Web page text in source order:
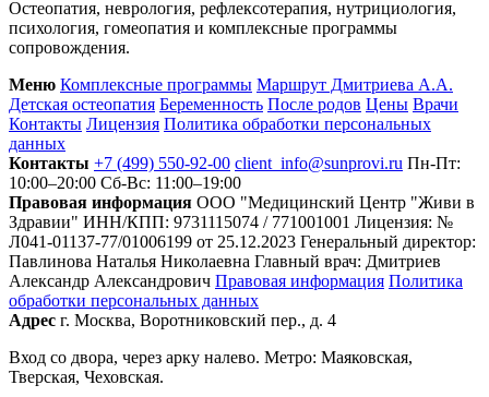
Остеопатия, неврология, рефлексотерапия, нутрициология,
психология, гомеопатия и комплексные программы
сопровождения.
Меню Комплексные программы Маршрут Дмитриева А.А.
Детская остеопатия Беременность После родов Цены Врачи
Контакты Лицензия Политика обработки персональных
данных
Контакты +7 (499) 550-92-00 client_info@sunprovi.ru Пн-Пт:
10:00–20:00 Сб-Вс: 11:00–19:00
Правовая информация ООО "Медицинский Центр "Живи в
Здравии" ИНН/КПП: 9731115074 / 771001001 Лицензия: №
Л041-01137-77/01006199 от 25.12.2023 Генеральный директор:
Павлинова Наталья Николаевна Главный врач: Дмитриев
Александр Александрович Правовая информация Политика
обработки персональных данных
Адрес г. Москва, Воротниковский пер., д. 4
Вход со двора, через арку налево. Метро: Маяковская,
Тверская, Чеховская.